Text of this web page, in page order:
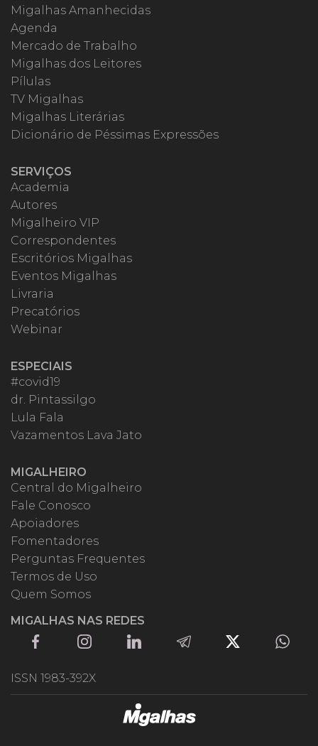
Migalhas Amanhecidas
Agenda
Mercado de Trabalho
Migalhas dos Leitores
Pílulas
TV Migalhas
Migalhas Literárias
Dicionário de Péssimas Expressões
SERVIÇOS
Academia
Autores
Migalheiro VIP
Correspondentes
Escritórios Migalhas
Eventos Migalhas
Livraria
Precatórios
Webinar
ESPECIAIS
#covid19
dr. Pintassilgo
Lula Fala
Vazamentos Lava Jato
MIGALHEIRO
Central do Migalheiro
Fale Conosco
Apoiadores
Fomentadores
Perguntas Frequentes
Termos de Uso
Quem Somos
MIGALHAS NAS REDES
ISSN 1983-392X